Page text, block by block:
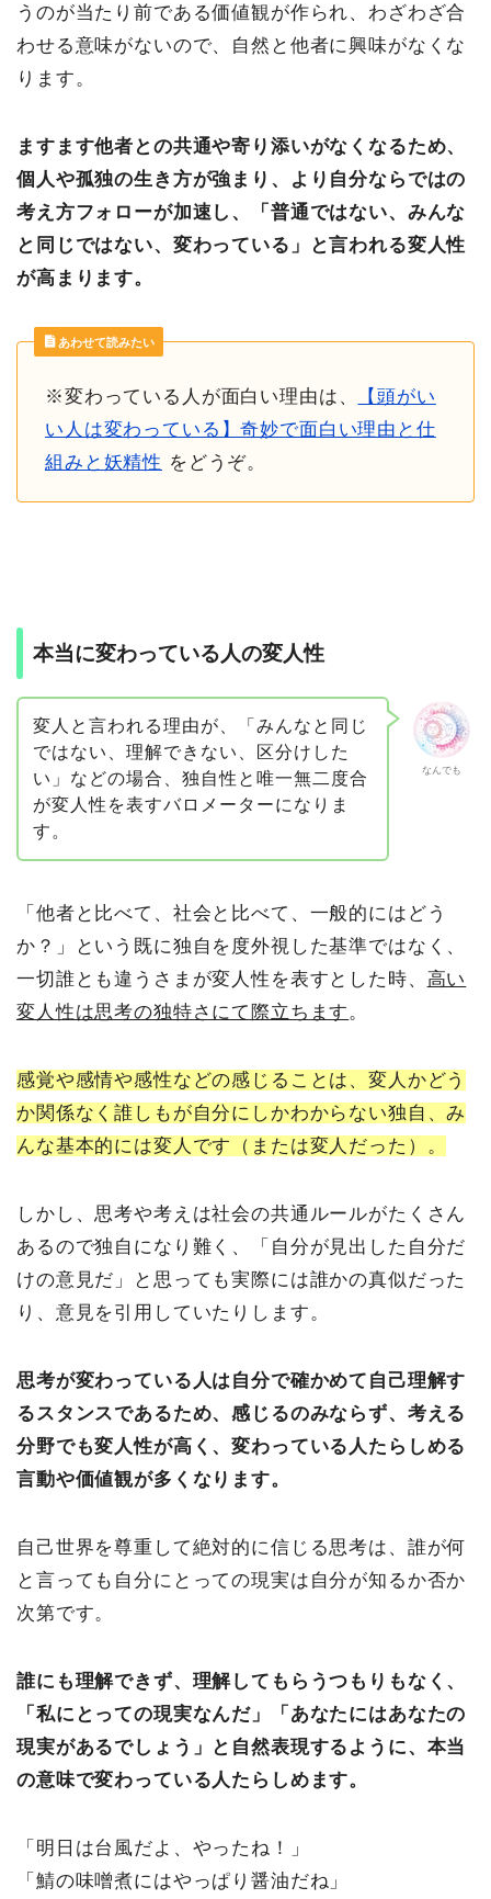
うのが当たり前である価値観が作られ、わざわざ合
わせる意味がないので、自然と他者に興味がなくな
ります。
ますます他者との共通や寄り添いがなくなるため、
個人や孤独の生き方が強まり、より自分ならではの
考え方フォローが加速し、「普通ではない、みんな
と同じではない、変わっている」と言われる変人性
が高まります。
あわせて読みたい
※変わっている人が面白い理由は、
【頭がい
い人は変わっている】奇妙で面白い理由と仕
組みと妖精性 をどうぞ。
本当に変わっている人の変人性
なんでも
変人と言われる理由が、「みんなと同じ
ではない、理解できない、区分けした
い」などの場合、独自性と唯一無二度合
が変人性を表すバロメーターになりま
す。
「他者と比べて、社会と比べて、一般的にはどう
か？」という既に独自を度外視した基準ではなく、
一切誰とも違うさまが変人性を表すとした時、 高い
変人性は思考の独特さにて際立ちます 。
感覚や感情や感性などの感じることは、変人かどう
か関係なく誰しもが自分にしかわからない独自、み
んな基本的には変人です（または変人だった）。
しかし、思考や考えは社会の共通ルールがたくさん
あるので独自になり難く、「自分が見出した自分だ
けの意見だ」と思っても実際には誰かの真似だった
り、意見を引用していたりします。
思考が変わっている人は自分で確かめて自己理解す
るスタンスであるため、感じるのみならず、考える
分野でも変人性が高く、変わっている人たらしめる
言動や価値観が多くなります。
自己世界を尊重して絶対的に信じる思考は、誰が何
と言っても自分にとっての現実は自分が知るか否か
次第です。
誰にも理解できず、理解してもらうつもりもなく、
「私にとっての現実なんだ」「あなたにはあなたの
現実があるでしょう」と自然表現するように、本当
の意味で変わっている人たらしめます。
「明日は台風だよ、やったね！」
「鯖の味噌煮にはやっぱり醤油だね」